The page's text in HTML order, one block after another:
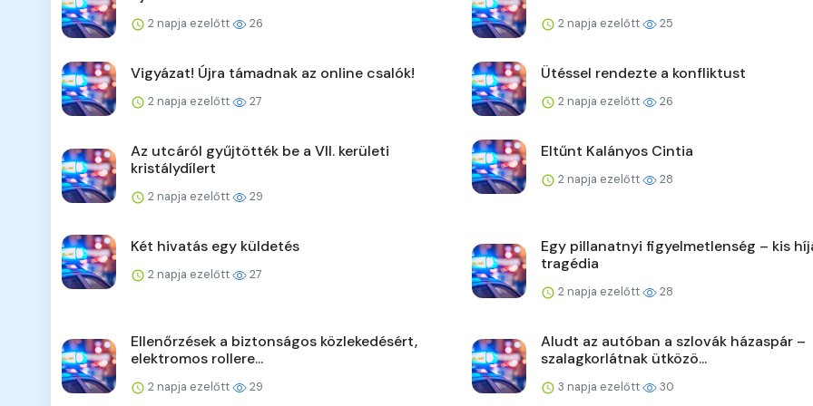
2 napja ezelőtt 26 2 napja ezelőtt 25
Vigyázat! Újra támadnak az online csalók!
2 napja ezelőtt 27
Ütéssel rendezte a konfliktust
2 napja ezelőtt 26
Az utcáról gyűjtötték be a VII. kerületi
kristálydílert
2 napja ezelőtt 29
Eltűnt Kalányos Cintia
2 napja ezelőtt 28
Két hivatás egy küldetés
2 napja ezelőtt 27
Egy pillanatnyi figyelmetlenség – kis
tragédia
2 napja ezelőtt 28
Ellenőrzések a biztonságos közlekedésért,
elektromos rollere...
2 napja ezelőtt 29
Aludt az autóban a szlovák házaspár –
szalagkorlátnak ütközö...
3 napja ezelőtt 30